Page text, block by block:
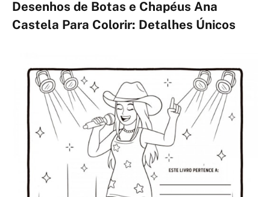
Desenhos de Botas e Chapéus Ana
Castela Para Colorir: Detalhes Únicos